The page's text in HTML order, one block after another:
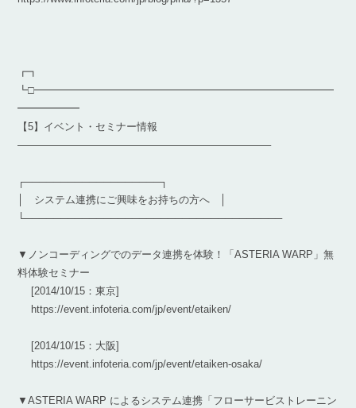
┏┓
┗□━━━━━━━━━━━━━━━━━━━━━━━━━━━━━
━━━━━━
【5】イベント・セミナー情報
————————————————————————–
┌───────────────────┐
│ システム連携にご興味をお持ちの方へ │
└────────────────────────────────────
▼ノンコーディングでのデータ連携を体験！「ASTERIA WARP」無
料体験セミナー
[2014/10/15：東京]
https://event.infoteria.com/jp/event/etaiken/
[2014/10/15：大阪]
https://event.infoteria.com/jp/event/etaiken-osaka/
▼ASTERIA WARP によるシステム連携「フローサービストレーニン